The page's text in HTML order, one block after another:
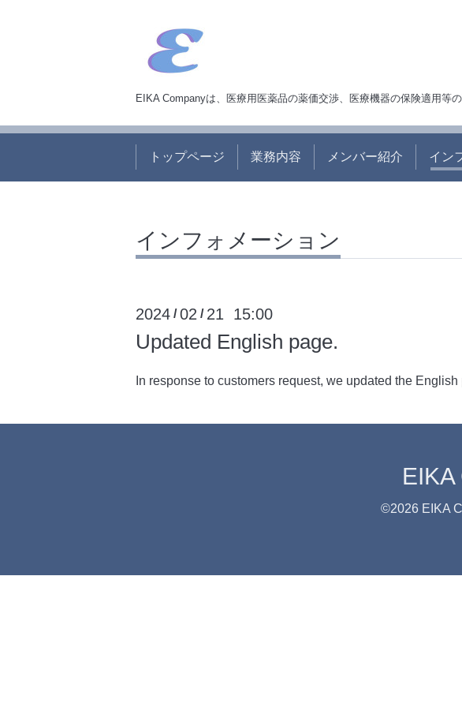
EIKA Companyは、医療用医薬品の薬価交渉、医療機器の保険適用等
トップページ 業務内容 メンバー紹介 イン
インフォメーション
2024 /02 / 21 15:00
Updated English page.
In response to customers request, we updated the English
©2026 EIKA